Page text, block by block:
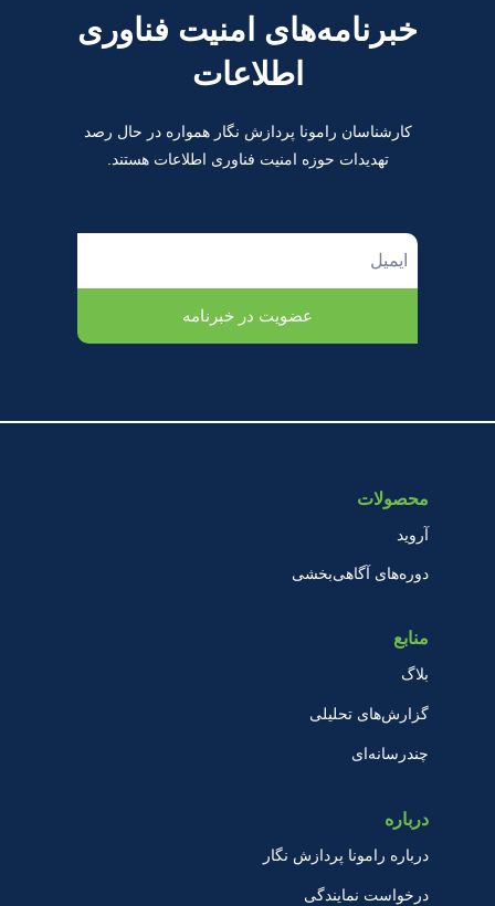
خبرنامه‌های امنیت فناوری
اطلاعات
کارشناسان رامونا پردازش نگار همواره در حال رصد
تهدیدات حوزه امنیت فناوری اطلاعات هستند.
عضویت در خبرنامه
محصولات
آروید
دوره‌های آگاهی‌بخشی
منابع
بلاگ
گزارش‌های تحلیلی
چندرسانه‌ای
درباره
درباره رامونا پردازش نگار
درخواست نمایندگی